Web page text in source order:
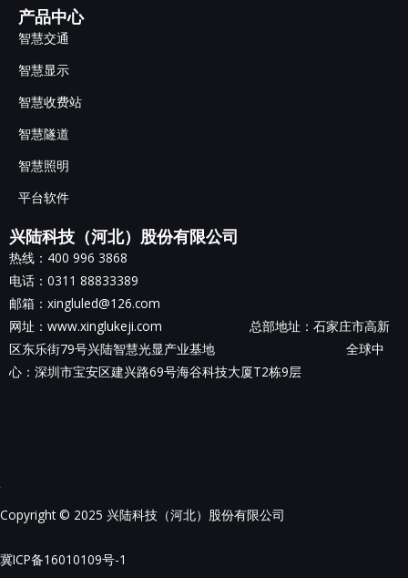
产品中心
智慧交通
智慧显示
智慧收费站
智慧隧道
智慧照明
平台软件
兴陆科技（河北）股份有限公司
热线：400 996 3868
电话：0311 88833389
邮箱：xingluled@126.com
网址：www.xinglukeji.com 总部地址： 石家庄市高新
区东乐街79号兴陆智慧光显产业基地 全球中
心：深圳市宝安区建兴路69号海谷科技大厦T2栋9层
Copyright © 2025 兴陆科技（河北）股份有限公司
冀ICP备16010109号-1